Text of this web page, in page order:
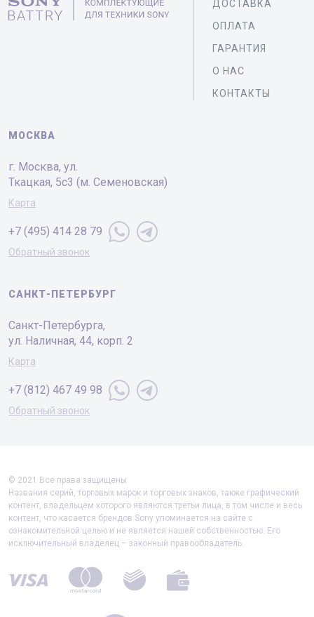
ДОСТАВКА
ОПЛАТА
ГАРАНТИЯ
О НАС
КОНТАКТЫ
МОСКВА
г. Москва, ул.
Ткацкая, 5с3 (м. Семеновская)
Карта
+7 (495) 414 28 79
Обратный звонок
САНКТ-ПЕТЕРБУРГ
Санкт-Петербургa,
ул. Наличная, 44, корп. 2
Карта
+7 (812) 467 49 98
Обратный звонок
© 2021 Все права защищены
Названия серий, торговых марок и торговых знаков, также графический
контент, владельцем которого являются третьи лица, в том числе и весь
контент, что касается брендов Sony упоминается на сайте с
ознакомительной целью и не является нашей собственностью. Его
исключительный владелец – законный правообладатель.